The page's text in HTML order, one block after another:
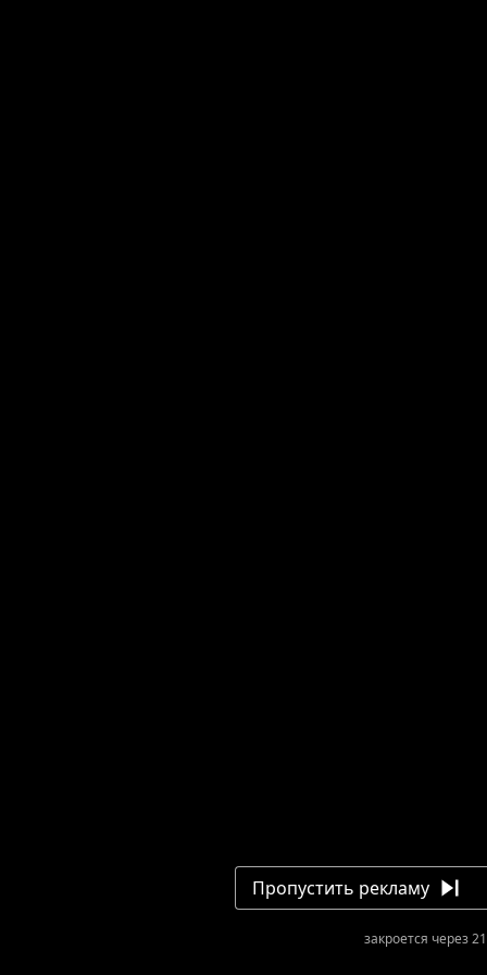
Пропустить рекламу
закроется через 21